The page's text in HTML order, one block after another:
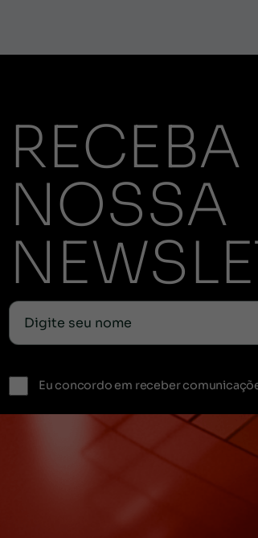
RECEBA
NOSSA
Eu concordo em receber